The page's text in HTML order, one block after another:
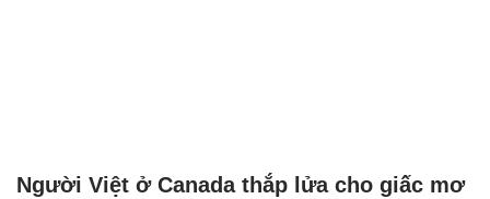
Người Việt ở Canada thắp lửa cho giấc mơ